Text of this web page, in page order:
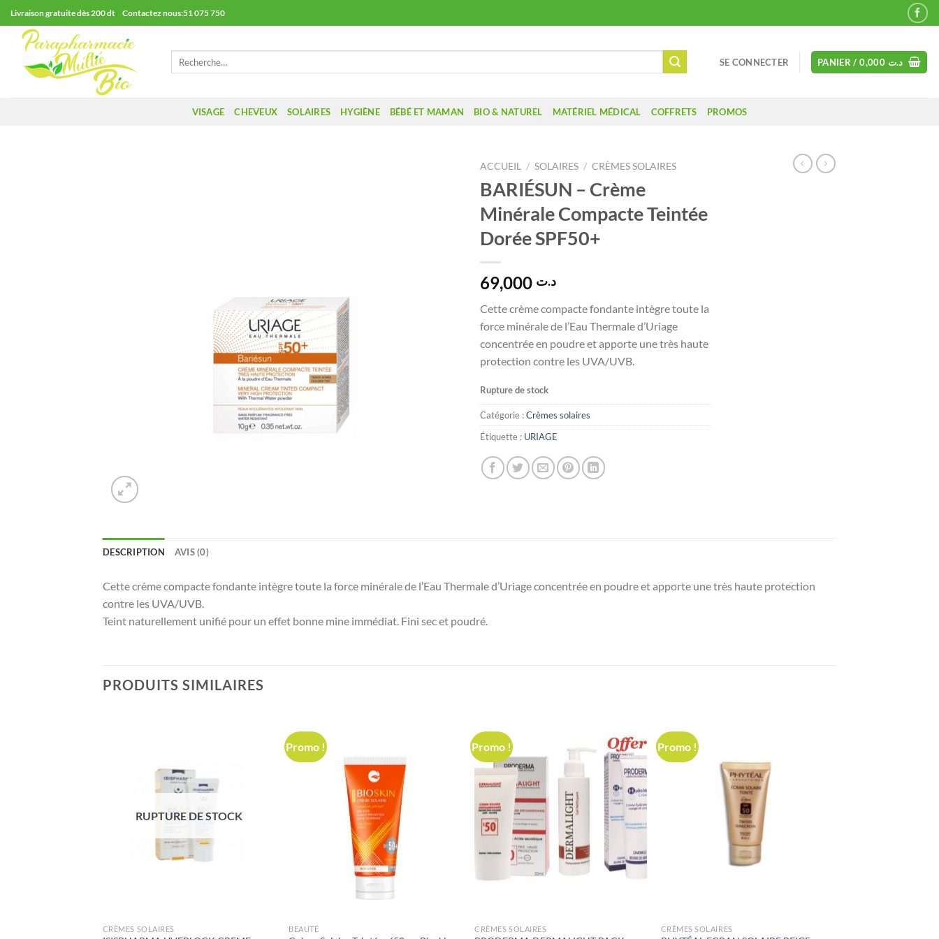
Passer
au
contenu
Livraison gratuite dès 200 dt Contactez nous:51 075 750
SE CONNECTER PANIER / د.ت
VISAGE CHEVEUX SOLAIRES HYGIÈNE BÉBÉ ET MAMAN BIO & NATUREL MATÉRIEL MÉDICAL COFFRETS PROMOS
ACCUEIL / SOLAIRES / CRÈMES SOLAIRES
BARIÉSUN – Crème
Minérale Compacte Teintée
Dorée SPF50+
د.ت
Cette crème compacte fondante intègre toute la
force minérale de l’Eau Thermale d’Uriage
concentrée en poudre et apporte une très haute
protection contre les UVA/UVB.
Rupture de stock
Catégorie :Crèmes solaires
Étiquette : URIAGE
DESCRIPTION AVIS (0)
Cette crème compacte fondante intègre toute la force minérale de l’Eau Thermale d’Uriage concentrée en poudre et apporte une très haute protection
contre les UVA/UVB.
Teint naturellement unifié pour un effet bonne mine immédiat. Fini sec et poudré.
PRODUITS SIMILAIRES
RUPTURE DE STOCK
CRÈMES SOLAIRES
Promo !
BEAUTÉ
Promo !
CRÈMES SOLAIRES
Promo !
CRÈMES SOLAIRES